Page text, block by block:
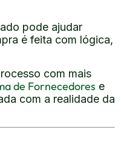
pode ajudar
é feita com lógica,
com mais
de Fornecedores e
com a realidade da